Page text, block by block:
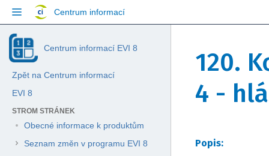
Skip
breadcrumbs
Přejít
menu
Přejít
Centrum informací
Centrum informací EVI 8
Zpět na Centrum informací
EVI 8
STROM STRÁNEK
Obecné informace k produktům
Seznam změn v programu EVI 8
konec
banneru
začátek
banneru
120.
4 -
Přejít
Přejít
Popis: